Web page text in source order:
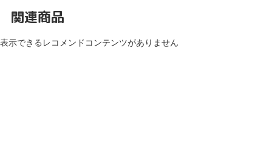
関連商品
表示できるレコメンドコンテンツがありません